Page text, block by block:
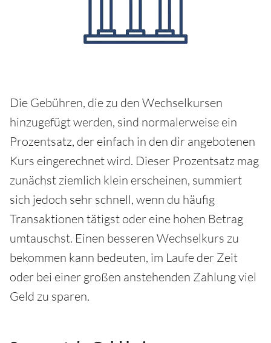
Die Gebühren, die zu den Wechselkursen
hinzugefügt werden, sind normalerweise ein
Prozentsatz, der einfach in den dir angebotenen
Kurs eingerechnet wird. Dieser Prozentsatz mag
zunächst ziemlich klein erscheinen, summiert
sich jedoch sehr schnell, wenn du häufig
Transaktionen tätigst oder eine hohen Betrag
umtauschst. Einen besseren Wechselkurs zu
bekommen kann bedeuten, im Laufe der Zeit
oder bei einer großen anstehenden Zahlung viel
Geld zu sparen.